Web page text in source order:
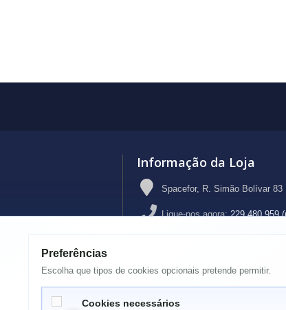
Informação da Loja
Spacefor, R. Simão Bolívar 83
Ligue-nos agora:229 480 959
Preferências
Escolha que tipos de cookies opcionais pretende permitir.
Cookies necessários